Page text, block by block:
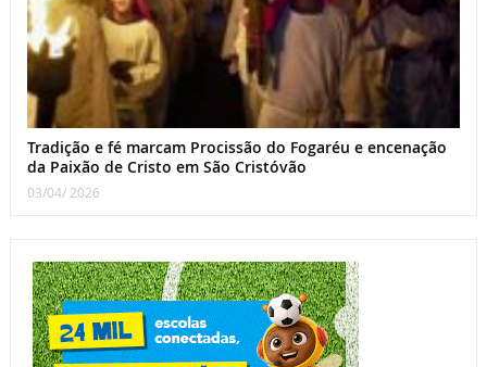
Tradição e fé marcam Procissão do Fogaréu e encenação
da Paixão de Cristo em São Cristóvão
03/04/ 2026